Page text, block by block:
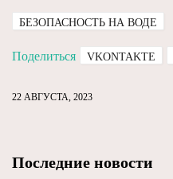
БЕЗОПАСНОСТЬ НА ВОДЕ
Поделиться VKONTAKTE
22 АВГУСТА, 2023
Последние новости